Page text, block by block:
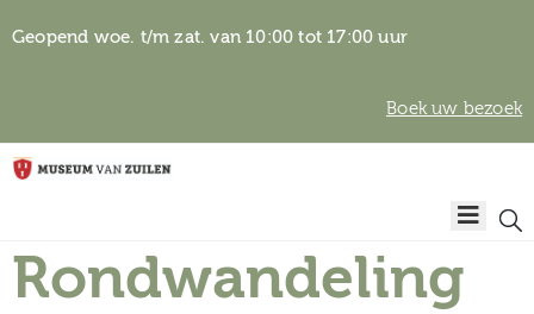
Geopend woe. t/m zat. van 10:00 tot 17:00 uur
Boek uw bezoek
Home
Plan
Rondwandeling
Algemene
Auteursrechten